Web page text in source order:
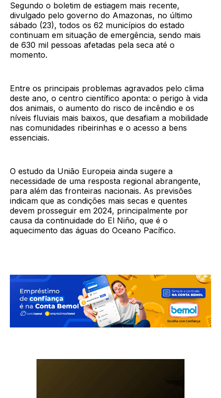
Segundo o boletim de estiagem mais recente,
divulgado pelo governo do Amazonas, no último
sábado (23), todos os 62 municípios do estado
continuam em situação de emergência, sendo mais
de 630 mil pessoas afetadas pela seca até o
momento.
Entre os principais problemas agravados pelo clima
deste ano, o centro científico aponta: o perigo à vida
dos animais, o aumento do risco de incêndio e os
níveis fluviais mais baixos, que desafiam a mobilidade
nas comunidades ribeirinhas e o acesso a bens
essenciais.
O estudo da União Europeia ainda sugere a
necessidade de uma resposta regional abrangente,
para além das fronteiras nacionais. As previsões
indicam que as condições mais secas e quentes
devem prosseguir em 2024, principalmente por
causa da continuidade do El Niño, que é o
aquecimento das águas do Oceano Pacífico.